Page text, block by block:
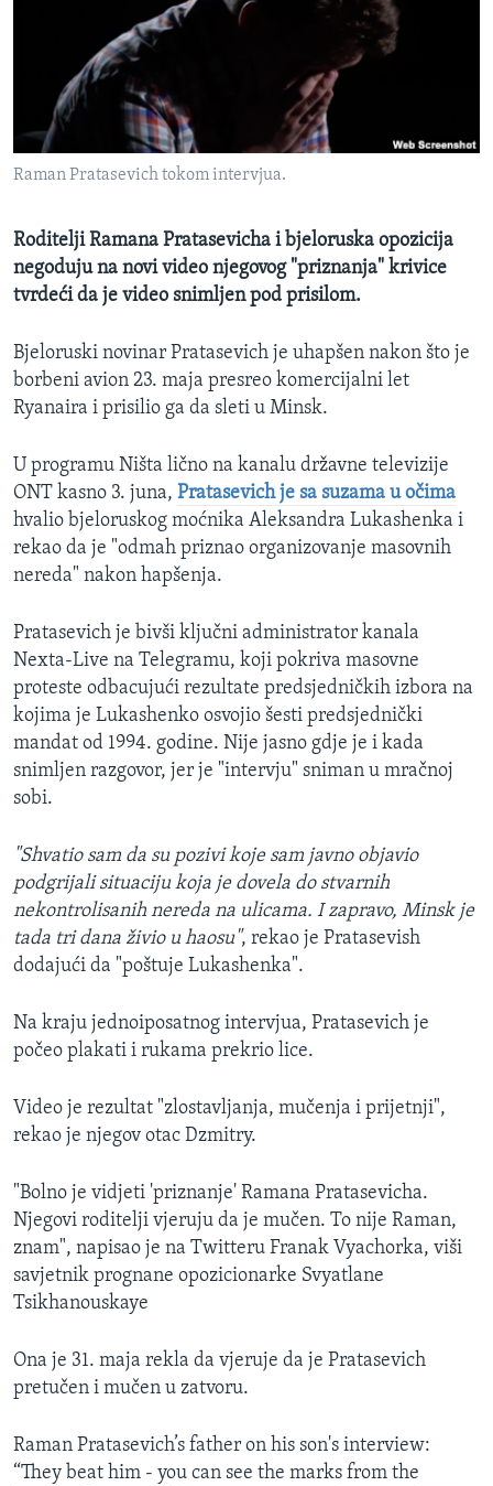
O GLASU AMERIKE
Learning English
PRATITE NAS
Jezici
Raman Pratasevich tokom intervjua.
Roditelji Ramana Pratasevicha i bjeloruska opozicija
negoduju na novi video njegovog "priznanja" krivice
tvrdeći da je video snimljen pod prisilom.
Bjeloruski novinar Pratasevich je uhapšen nakon što je
borbeni avion 23. maja presreo komercijalni let
Ryanaira i prisilio ga da sleti u Minsk.
U programu Ništa lično na kanalu državne televizije
ONT kasno 3. juna, Pratasevich je sa suzama u očima
hvalio bjeloruskog moćnika Aleksandra Lukashenka i
rekao da je "odmah priznao organizovanje masovnih
nereda" nakon hapšenja.
Pratasevich je bivši ključni administrator kanala
Nexta-Live na Telegramu, koji pokriva masovne
proteste odbacujući rezultate predsjedničkih izbora na
kojima je Lukashenko osvojio šesti predsjednički
mandat od 1994. godine. Nije jasno gdje je i kada
snimljen razgovor, jer je "intervju" sniman u mračnoj
sobi.
"Shvatio sam da su pozivi koje sam javno objavio
podgrijali situaciju koja je dovela do stvarnih
nekontrolisanih nereda na ulicama. I zapravo, Minsk je
tada tri dana živio u haosu", rekao je Pratasevish
dodajući da "poštuje Lukashenka".
Na kraju jednoiposatnog intervjua, Pratasevich je
počeo plakati i rukama prekrio lice.
Video je rezultat "zlostavljanja, mučenja i prijetnji",
rekao je njegov otac Dzmitry.
"Bolno je vidjeti 'priznanje' Ramana Pratasevicha.
Njegovi roditelji vjeruju da je mučen. To nije Raman,
znam", napisao je na Twitteru Franak Vyachorka, viši
savjetnik prognane opozicionarke Svyatlane
Tsikhanouskaye
Ona je 31. maja rekla da vjeruje da je Pratasevich
pretučen i mučen u zatvoru.
Raman Pratasevich’s father on his son's interview:
“They beat him - you can see the marks from the